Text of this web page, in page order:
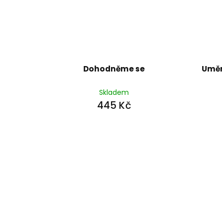
Dohodněme se
Skladem
445 Kč